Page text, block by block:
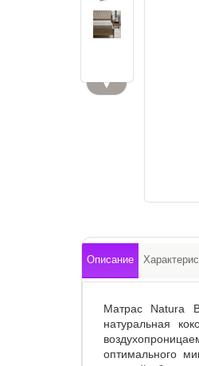
▼
Описание
Матрас Natura
натуральная
оптимального